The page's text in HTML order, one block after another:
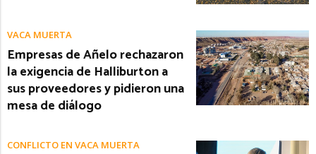
VACA MUERTA
Empresas de Añelo rechazaron
la exigencia de Halliburton a
sus proveedores y pidieron una
mesa de diálogo
CONFLICTO EN VACA MUERTA